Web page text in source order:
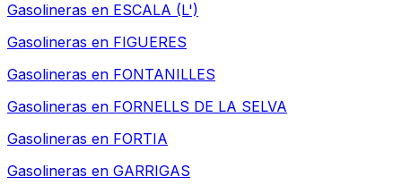
Gasolineras en ESCALA (L')
Gasolineras en FIGUERES
Gasolineras en FONTANILLES
Gasolineras en FORNELLS DE LA SELVA
Gasolineras en FORTIA
Gasolineras en GARRIGAS